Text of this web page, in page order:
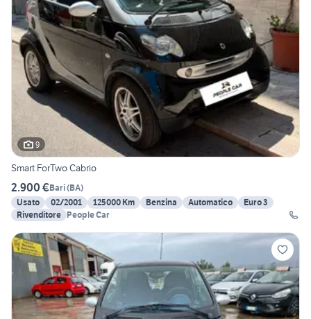
9
Smart ForTwo Cabrio
2.900 €Bari(BA)
Usato
02/2001 125000 Km Benzina Automatico
Euro 3
Rivenditore People Car